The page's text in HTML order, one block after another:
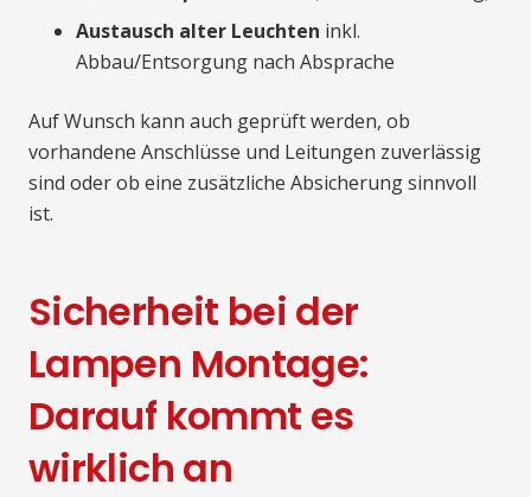
Austausch alter Leuchten inkl.
Abbau/Entsorgung nach Absprache
Auf Wunsch kann auch geprüft werden, ob
vorhandene Anschlüsse und Leitungen zuverlässig
sind oder ob eine zusätzliche Absicherung sinnvoll
ist.
Sicherheit bei der
Lampen Montage:
Darauf kommt es
wirklich an